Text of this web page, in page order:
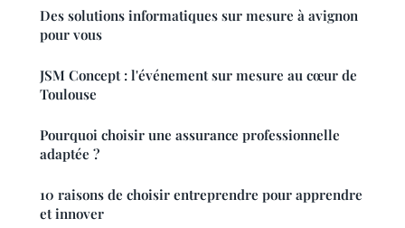
Des solutions informatiques sur mesure à avignon
pour vous
JSM Concept : l'événement sur mesure au cœur de
Toulouse
Pourquoi choisir une assurance professionnelle
adaptée ?
10 raisons de choisir entreprendre pour apprendre
et innover